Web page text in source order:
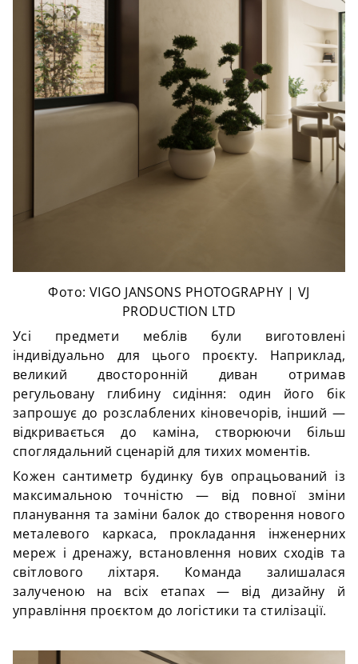
Фото: VIGO JANSONS PHOTOGRAPHY | VJ
PRODUCTION LTD
Усі предмети меблів були виготовлені
індивідуально для цього проєкту. Наприклад,
великий двосторонній диван отримав
регульовану глибину сидіння: один його бік
запрошує до розслаблених кіновечорів, інший —
відкривається до каміна, створюючи більш
споглядальний сценарій для тихих моментів.
Кожен сантиметр будинку був опрацьований із
максимальною точністю — від повної зміни
планування та заміни балок до створення нового
металевого каркаса, прокладання інженерних
мереж і дренажу, встановлення нових сходів та
світлового ліхтаря. Команда залишалася
залученою на всіх етапах — від дизайну й
управління проєктом до логістики та стилізації.